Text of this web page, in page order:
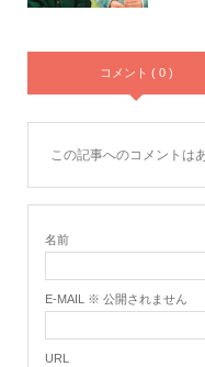
コメント ( 0 )
この記事へのコメントは
名前
E-MAIL ※ 公開されません
URL